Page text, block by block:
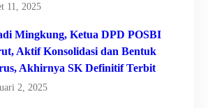
11, 2025
Mingkung, Ketua DPD POSBI
Aktif Konsolidasi dan Bentuk
Akhirnya SK Definitif Terbit
2, 2025